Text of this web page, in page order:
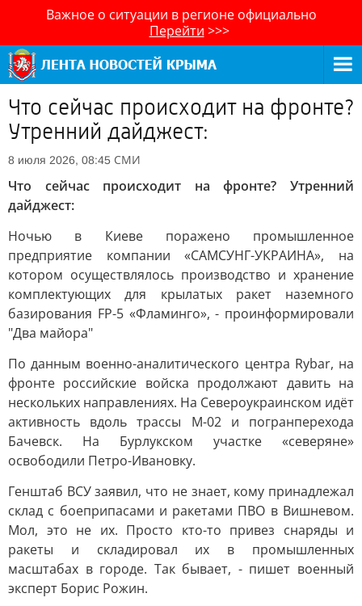
Важное о ситуации в регионе официально
Перейти >>>
Что сейчас происходит на фронте?
Утренний дайджест:
8 июля 2026, 08:45 СМИ
Что сейчас происходит на фронте? Утренний
дайджест:
Ночью в Киеве поражено промышленное
предприятие компании «САМСУНГ-УКРАИНА», на
котором осуществлялось производство и хранение
комплектующих для крылатых ракет наземного
базирования FP-5 «Фламинго», - проинформировали
"Два майора"
По данным военно-аналитического центра Rybar, на
фронте российские войска продолжают давить на
нескольких направлениях. На Североукраинском идёт
активность вдоль трассы М-02 и погранперехода
Бачевск. На Бурлукском участке «северяне»
освободили Петро-Ивановку.
Генштаб ВСУ заявил, что не знает, кому принадлежал
склад с боеприпасами и ракетами ПВО в Вишневом.
Мол, это не их. Просто кто-то привез снаряды и
ракеты и складировал их в промышленных
масштабах в городе. Так бывает, - пишет военный
эксперт Борис Рожин.